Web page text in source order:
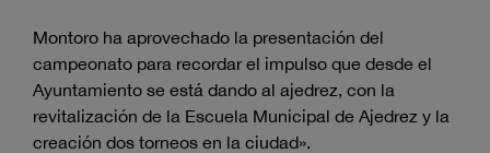
Montoro ha aprovechado la presentación del
campeonato para recordar el impulso que desde el
Ayuntamiento se está dando al ajedrez, con la
revitalización de la Escuela Municipal de Ajedrez y la
creación dos torneos en la ciudad».